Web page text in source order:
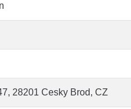
28201 Cesky Brod, CZ